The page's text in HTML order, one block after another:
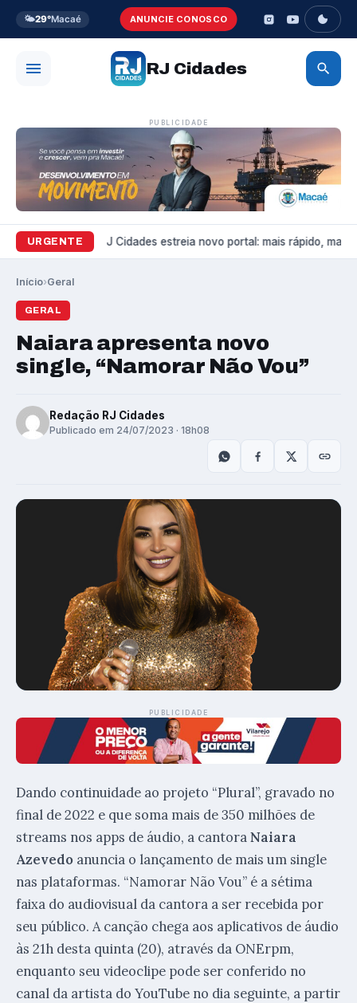
🌤️29°Macaé ANUNCIE CONOSCO
RJ Cidades
PUBLICIDADE
URGENTE
Variedades RJ Cidades estreia novo portal: mais rápido, mais
Início›Geral
GERAL
Naiara apresenta novo
single, “Namorar Não Vou”
Redação RJ Cidades
Publicado em 24/07/2023 · 18h08
PUBLICIDADE
Dando continuidade ao projeto “Plural”, gravado no
final de 2022 e que soma mais de 350 milhões de
streams nos apps de áudio, a cantoraNaiara
Azevedo anuncia o lançamento de mais um single
nas plataformas. “Namorar Não Vou” é a sétima
faixa do audiovisual da cantora a ser recebida por
seu público. A canção chega aos aplicativos de áudio
às 21h desta quinta (20), através da ONErpm,
enquanto seu videoclipe pode ser conferido no
canal da artista do YouTube no dia seguinte, a partir